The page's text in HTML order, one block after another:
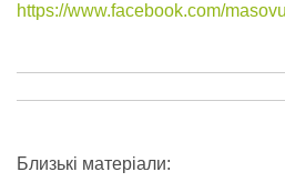
https://www.facebook.com/
Близькі матеріали: